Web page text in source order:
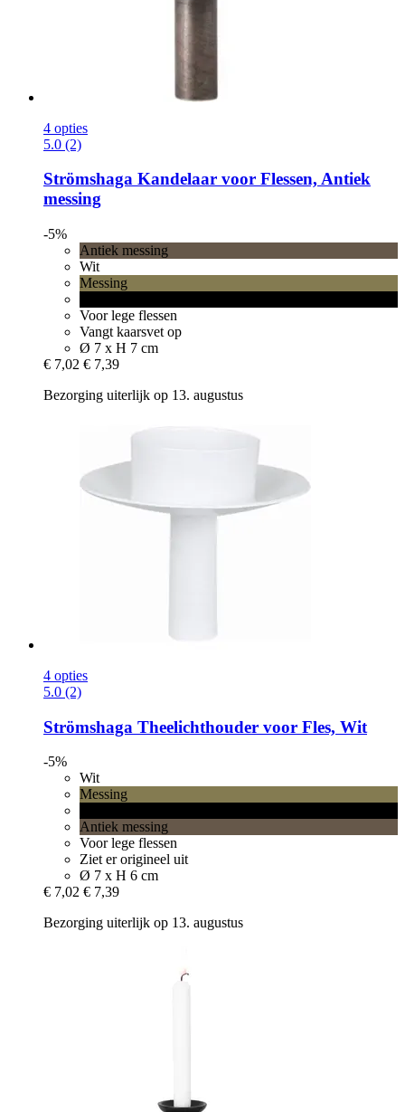
4 opties
5.0 (2)
Strömshaga Kandelaar voor Flessen, Antiek
messing
-5%
Antiek messing
Wit
Messing
Voor lege flessen
Vangt kaarsvet op
Ø 7 x H 7 cm
€ 7,02 € 7,39
Bezorging uiterlijk op 13. augustus
4 opties
5.0 (2)
Strömshaga Theelichthouder voor Fles, Wit
-5%
Wit
Messing
Antiek messing
Voor lege flessen
Ziet er origineel uit
Ø 7 x H 6 cm
€ 7,02 € 7,39
Bezorging uiterlijk op 13. augustus